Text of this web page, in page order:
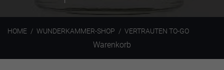
HOME WUNDERKAMMER-SHOP VERTRAUTEN TO-GO
Warenkorb